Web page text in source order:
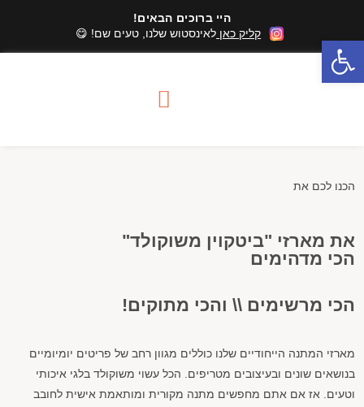
היי ברוכים הבאים!
קליק כאן לאינסטוש שלנו, טעים שם! 😋
הכנו לכם את
את מארזי "ביטקוין משוקולד"
הכי מדהימים
הכי מרשימים \\ והכי מתוקים!
מארזי המתנה הייחודיים שלנו כוללים מגוון רחב של פריטים יומיומיים
בנושאים שונים ובעיצובים מטריפים. הכל עשוי משוקולד בלגי איכותי
וטעים. אז אם אתם מחפשים מתנה מקורית ומותאמת אישית לחובב
פתח סרגל נגישות